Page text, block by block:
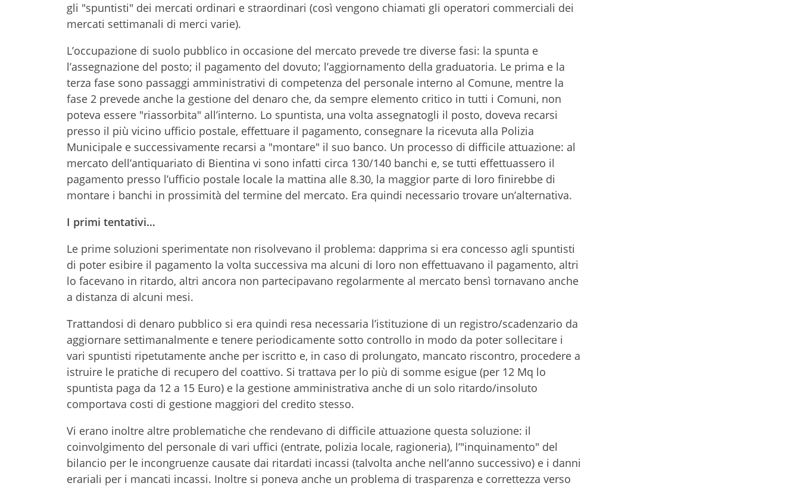
gli "spuntisti" dei mercati ordinari e straordinari (così vengono chiamati gli operatori commerciali dei
mercati settimanali di merci varie).
L’occupazione di suolo pubblico in occasione del mercato prevede tre diverse fasi: la spunta e
l’assegnazione del posto; il pagamento del dovuto; l’aggiornamento della graduatoria. Le prima e la
terza fase sono passaggi amministrativi di competenza del personale interno al Comune, mentre la
fase 2 prevede anche la gestione del denaro che, da sempre elemento critico in tutti i Comuni, non
poteva essere "riassorbita" all’interno. Lo spuntista, una volta assegnatogli il posto, doveva recarsi
presso il più vicino ufficio postale, effettuare il pagamento, consegnare la ricevuta alla Polizia
Municipale e successivamente recarsi a "montare" il suo banco. Un processo di difficile attuazione: al
mercato dell’antiquariato di Bientina vi sono infatti circa 130/140 banchi e, se tutti effettuassero il
pagamento presso l’ufficio postale locale la mattina alle 8.30, la maggior parte di loro finirebbe di
montare i banchi in prossimità del termine del mercato. Era quindi necessario trovare un’alternativa.
I primi tentativi…
Le prime soluzioni sperimentate non risolvevano il problema: dapprima si era concesso agli spuntisti
di poter esibire il pagamento la volta successiva ma alcuni di loro non effettuavano il pagamento, altri
lo facevano in ritardo, altri ancora non partecipavano regolarmente al mercato bensì tornavano anche
a distanza di alcuni mesi.
Trattandosi di denaro pubblico si era quindi resa necessaria l’istituzione di un registro/scadenzario da
aggiornare settimanalmente e tenere periodicamente sotto controllo in modo da poter sollecitare i
vari spuntisti ripetutamente anche per iscritto e, in caso di prolungato, mancato riscontro, procedere a
istruire le pratiche di recupero del coattivo. Si trattava per lo più di somme esigue (per 12 Mq lo
spuntista paga da 12 a 15 Euro) e la gestione amministrativa anche di un solo ritardo/insoluto
comportava costi di gestione maggiori del credito stesso.
Vi erano inoltre altre problematiche che rendevano di difficile attuazione questa soluzione: il
coinvolgimento del personale di vari uffici (entrate, polizia locale, ragioneria), l’"inquinamento" del
bilancio per le incongruenze causate dai ritardati incassi (talvolta anche nell’anno successivo) e i danni
erariali per i mancati incassi. Inoltre si poneva anche un problema di trasparenza e correttezza verso